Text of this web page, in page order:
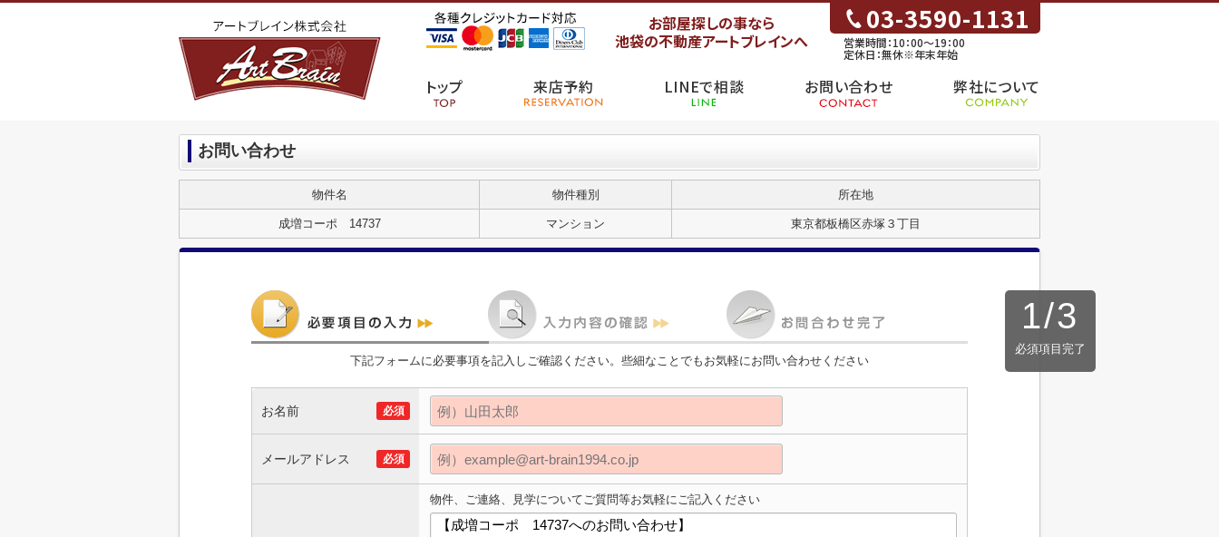
お部屋探しの事なら
池袋の不動産アートブレインへ
03-3590-1131
営業時間：10：00～19：00
定休日：無休※年末年始
トップ 来店予約 LINEで相談 お問い合わせ 弊社について
お問い合わせ
物件名 物件種別 所在地
成増コーポ 14737 マンション 東京都板橋区赤塚３丁目
1/3
必須項目完了
下記フォームに必要事項を記入しご確認ください。些細なことでもお気軽にお問い合わせください
お名前 必須
メールアドレス 必須
物件、ご連絡、見学についてご質問等お気軽にご記入ください